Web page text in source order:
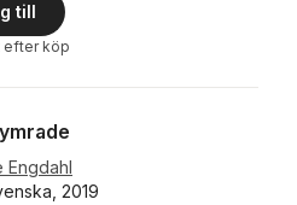
till
efter köp
Engdahl
2019